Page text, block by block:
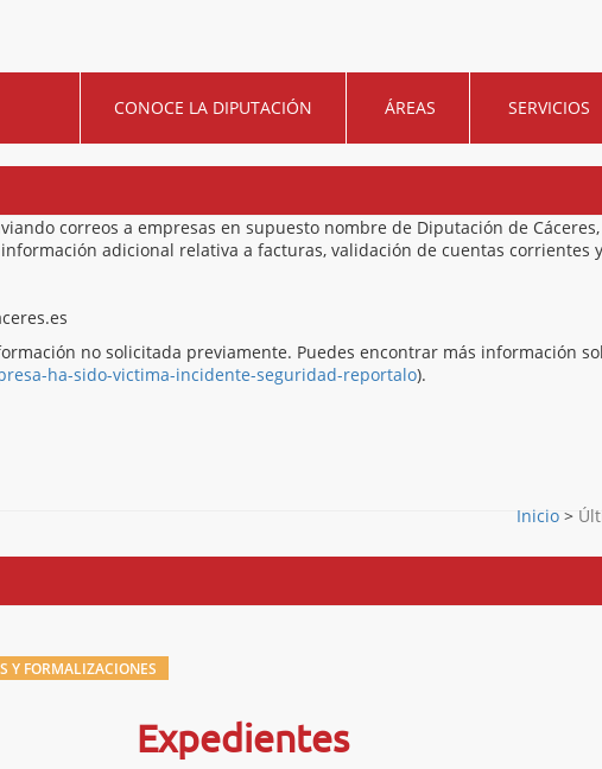
CONOCE LA DIPUTACIÓN ÁREAS SERVICIOS
correos a empresas en supuesto nombre de Diputación de
adicional relativa a facturas, validación de cuentas corrientes
no solicitada previamente. Puedes encontrar más información
ha-sido-victima-incidente-seguridad-reportalo).
Inicio >
Y FORMALIZACIONES
Expedientes